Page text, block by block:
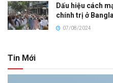
Dấu hiệu cách
chính trị ở
07/08/2024
Tin Mới